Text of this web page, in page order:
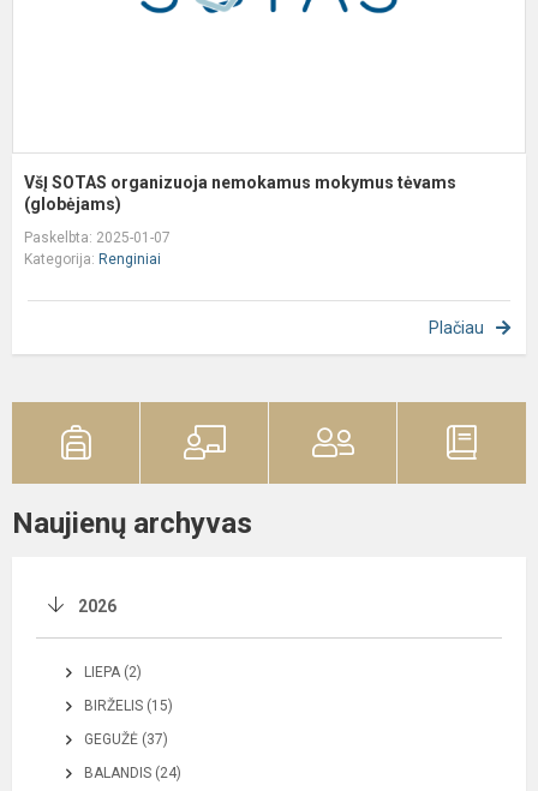
VšĮ SOTAS organizuoja nemokamus mokymus tėvams
(globėjams)
Paskelbta: 2025-01-07
Kategorija: Renginiai
Plačiau
Naujienų archyvas
2026
LIEPA (2)
BIRŽELIS (15)
GEGUŽĖ (37)
BALANDIS (24)